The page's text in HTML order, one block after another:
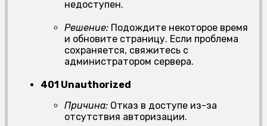
недоступен.
Решение: Подождите некоторое время
и обновите страницу. Если проблема
сохраняется, свяжитесь с
администратором сервера.
401 Unauthorized
Причина: Отказ в доступе из-за
отсутствия авторизации.